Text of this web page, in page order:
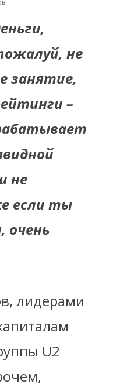
не
занятие,
–
не
если ты
очень
лидерами
U2